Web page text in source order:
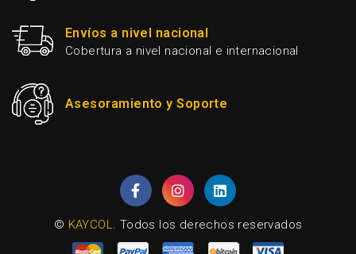
Envíos a nivel nacional
Cobertura a nivel nacional e internacional
Asesoramiento y Soporte
© KAYCOL. Todos los derechos reservados